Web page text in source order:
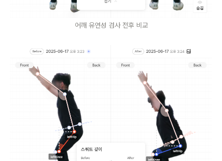
어깨 유연성 검사 전후 비교